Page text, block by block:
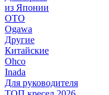
из Японии
OTO
Ogawa
Другие
Китайские
Ohco
Inada
Для руководителя